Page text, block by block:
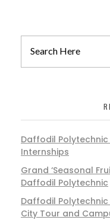
Daffodil
Internships
Grand ‘Seasonal
Daffodil Polytechnic
Daffodil Polytechnic
City Tour and